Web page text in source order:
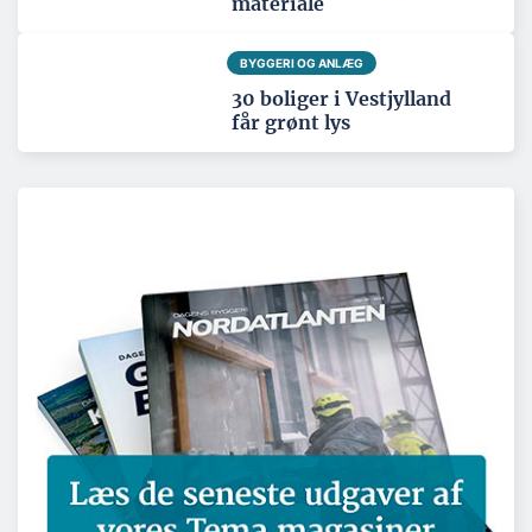
BYGGERI OG ANLÆG
30 boliger i Vestjylland
får grønt lys